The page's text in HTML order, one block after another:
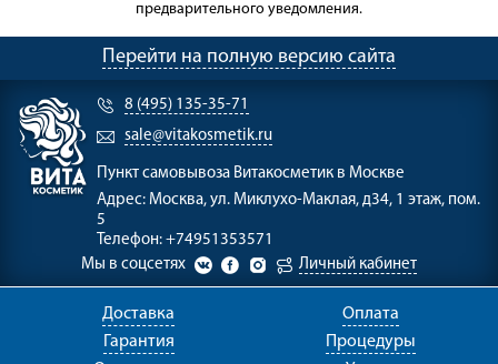
предварительного уведомления.
Перейти на полную версию сайта
8 (495) 135-35-71
sale@vitakosmetik.ru
Пункт самовывоза Витакосметик в Москве
Адрес: Москва, ул. Миклухо-Маклая, д34, 1 этаж, пом.
5
Телефон: +74951353571
Мы в соцсетях
Личный кабинет
Доставка
Оплата
Гарантия
Процедуры